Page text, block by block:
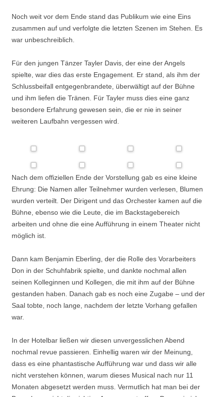
Noch weit vor dem Ende stand das Publikum wie eine Eins
zusammen auf und verfolgte die letzten Szenen im Stehen. Es
war unbeschreiblich.
Für den jungen Tänzer Tayler Davis, der eine der Angels
spielte, war dies das erste Engagement. Er stand, als ihm der
Schlussbeifall entgegenbrandete, überwältigt auf der Bühne
und ihm liefen die Tränen. Für Tayler muss dies eine ganz
besondere Erfahrung gewesen sein, die er nie in seiner
weiteren Laufbahn vergessen wird.
Nach dem offiziellen Ende der Vorstellung gab es eine kleine
Ehrung: Die Namen aller Teilnehmer wurden verlesen, Blumen
wurden verteilt. Der Dirigent und das Orchester kamen auf die
Bühne, ebenso wie die Leute, die im Backstagebereich
arbeiten und ohne die eine Aufführung in einem Theater nicht
möglich ist.
Dann kam Benjamin Eberling, der die Rolle des Vorarbeiters
Don in der Schuhfabrik spielte, und dankte nochmal allen
seinen Kolleginnen und Kollegen, die mit ihm auf der Bühne
gestanden haben. Danach gab es noch eine Zugabe – und der
Saal tobte, noch lange, nachdem der letzte Vorhang gefallen
war.
In der Hotelbar ließen wir diesen unvergesslichen Abend
nochmal revue passieren. Einhellig waren wir der Meinung,
dass es eine phantastische Aufführung war und dass wir alle
nicht verstehen können, warum dieses Musical nach nur 11
Monaten abgesetzt werden muss. Vermutlich hat man bei der